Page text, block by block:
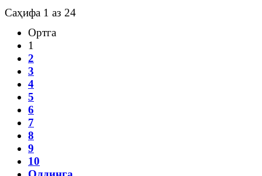
Саҳифа 1 аз 24
Ортга
1
2
3
4
5
6
7
8
9
10